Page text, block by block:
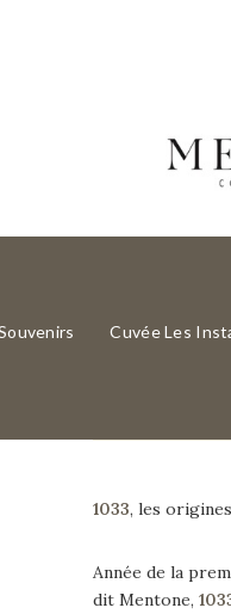
Cuvée Les
1033
1033, les
Année de la
dit Mentone,